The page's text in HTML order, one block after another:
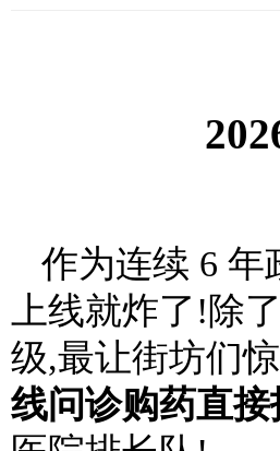
作为连续 6 年
上线就炸了!除
级,最让街坊们
线问诊购药直接